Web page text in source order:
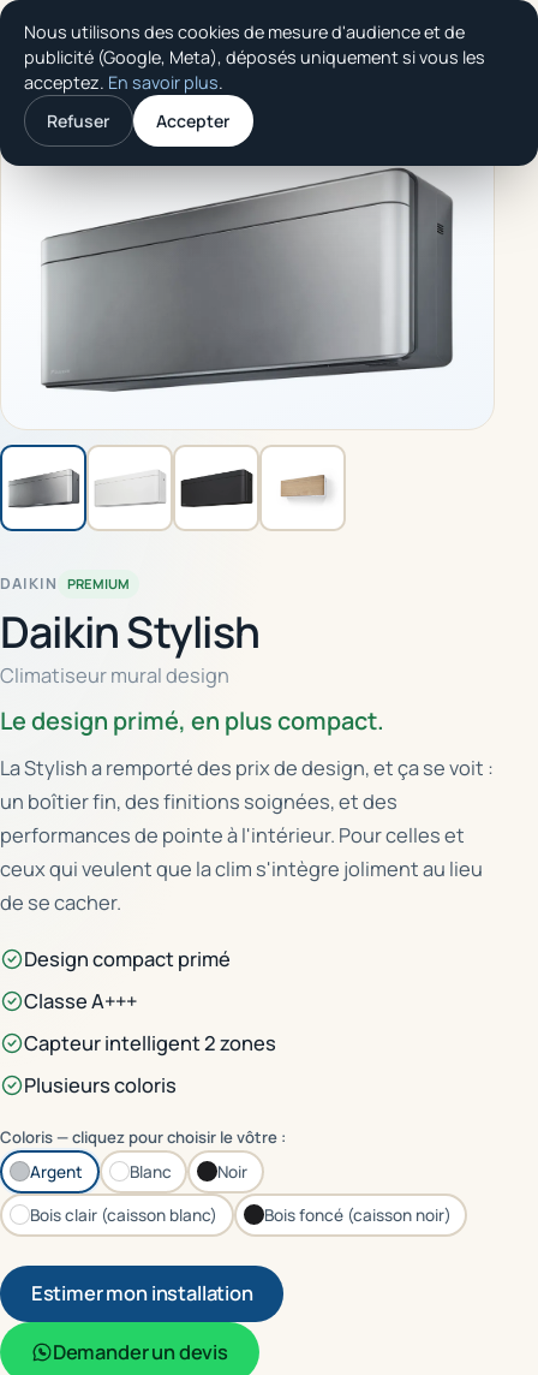
Nous utilisons des cookies de mesure d'audience et de
publicité (Google, Meta), déposés uniquement si vous les
acceptez. En savoir plus.
Refuser
Accepter
Thermo Confort
SOLUTION
Accueil/Produits / Daikin Stylish
DAIKIN PREMIUM
Daikin Stylish
Climatiseur mural design
Le design primé, en plus compact.
La Stylish a remporté des prix de design, et ça se voit :
un boîtier fin, des finitions soignées, et des
performances de pointe à l'intérieur. Pour celles et
ceux qui veulent que la clim s'intègre joliment au lieu
de se cacher.
Design compact primé
Classe A+++
Capteur intelligent 2 zones
Plusieurs coloris
Coloris — cliquez pour choisir le vôtre :
Argent
Blanc
Noir
Bois clair (caisson blanc)
Bois foncé (caisson noir)
Estimer mon installation
Demander un devis